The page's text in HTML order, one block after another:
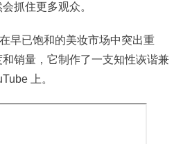
抓住更多观众。
早已饱和的美妆市场中突出重
销量，它制作了一支知性诙谐兼
上。